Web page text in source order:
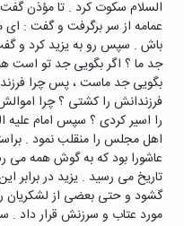
السلام سکوت کرد . تا مؤذن
عمامه از سر برگرفت و گفت :
باش . سپس رو به یزید کرد و
جد ما ؟ اگر بگویی جد تو است
بگویی جد ماست ، پس چرا
فرزندانش را کشتی ؟ چرا
را اسیر کردی ؟ سپس امام
اهل مجلس را منقلب نمود .
عاشورا بود که به گوش همه
تاریخ می رسید . یزید در برابر
گشود و حتی بعضی از لشکریان
مورد عتاب و سرزنش قرار داد .